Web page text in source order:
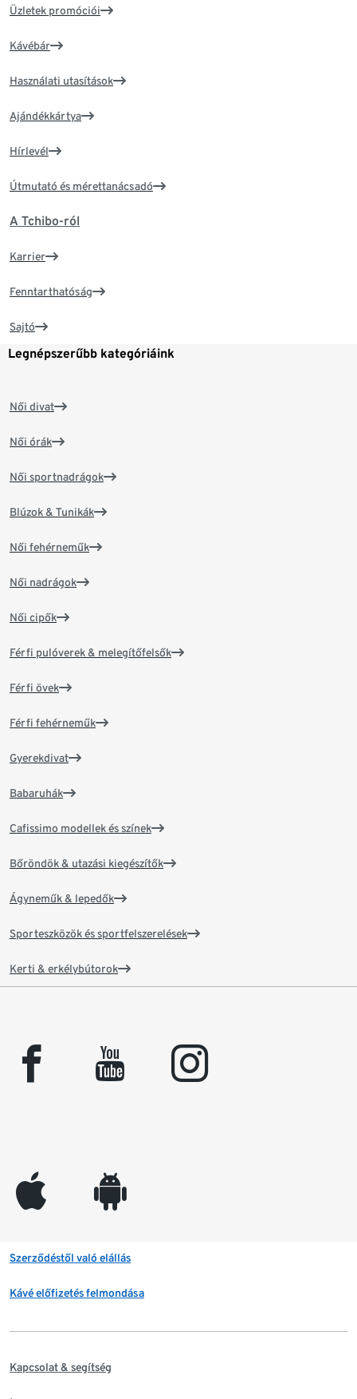
Üzletek promóciói
Kávébár
Használati utasítások
Ajándékkártya
Hírlevél
Útmutató és mérettanácsadó
A Tchibo-ról
Karrier
Fenntarthatóság
Sajtó
Legnépszerűbb kategóriáink
Női divat
Női órák
Női sportnadrágok
Blúzok & Tunikák
Női fehérneműk
Női nadrágok
Női cipők
Férfi pulóverek & melegítőfelsők
Férfi övek
Férfi fehérneműk
Gyerekdivat
Babaruhák
Cafissimo modellek és színek
Bőröndök & utazási kiegészítők
Ágyneműk & lepedők
Sporteszközök és sportfelszerelések
Kerti & erkélybútorok
facebook youtube instagram
appleinc android
Szerződéstől való elállás
Kávé előfizetés felmondása
Kapcsolat & segítség